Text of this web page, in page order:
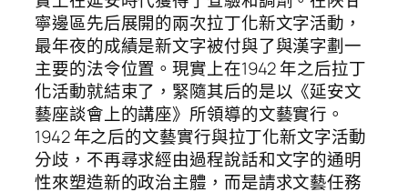
寧邊區先后展開的兩次拉丁化新文字活動，
最年夜的成績是新文字被付與了與漢字劃一
主要的法令位置。現實上在1942 年之后拉丁
化活動就結束了，緊隨其后的是以《延安文
藝座談會上的講座》所領導的文藝實行。
1942 年之后的文藝實行與拉丁化新文字活動
分歧，不再尋求經由過程說話和文字的通明
性來塑造新的政治主體，而是請求文藝任務